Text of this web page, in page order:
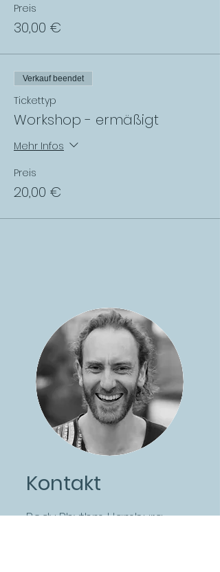
Preis
30,00 €
Verkauf beendet
Tickettyp
Workshop - ermäßigt
Mehr Infos
Preis
20,00 €
Kontakt
Body Rhythm Hamburg